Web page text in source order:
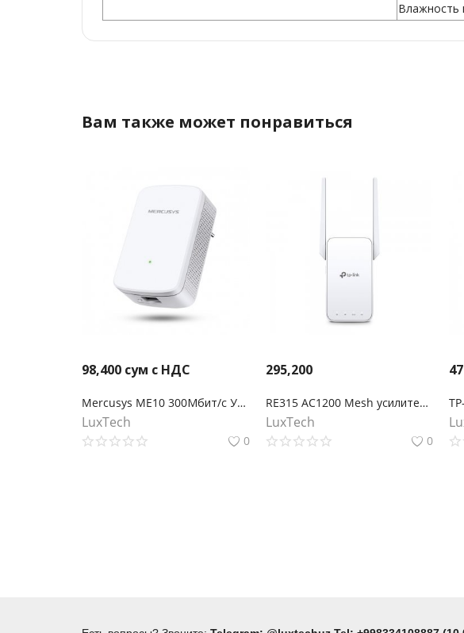
Влажность
Вам также может понравиться
98,400 сум с НДС
Mercusys ME10 300Мбит/с Усилитель беспроводного сигнала Wi-Fi
LuxTech
0
295,200
RE315 AC1200 Mesh усилитель Wi-Fi сигнала
LuxTech
0